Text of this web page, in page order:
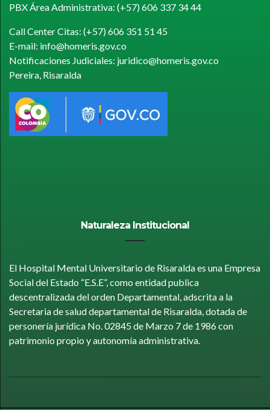
PBX Área Administrativa: (+57) 606 337 34 44
Call Center Citas: (+57) 606 351 51 45
E-mail: info@homeris.gov.co
Notificaciones Judiciales: juridico@homeris.gov.co
Pereira, Risaralda
Naturaleza Institucional
El Hospital Mental Universitario de Risaralda es una Empresa
Social del Estado “E.S.E”, como entidad publica
descentralizada del orden Departamental, adscrita a la
Secretaria de salud departamental de Risaralda, dotada de
personería jurídica No. 02845 de Marzo 7 de 1986 con
patrimonio propio y autonomía administrativa.